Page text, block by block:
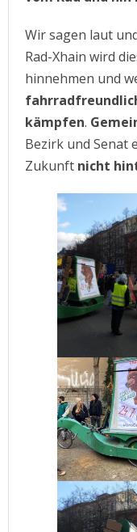
Wir sagen laut
Rad-Xhain wird
hinnehmen und
kämpfen.
Bezirk und Senat
Zukunft nicht